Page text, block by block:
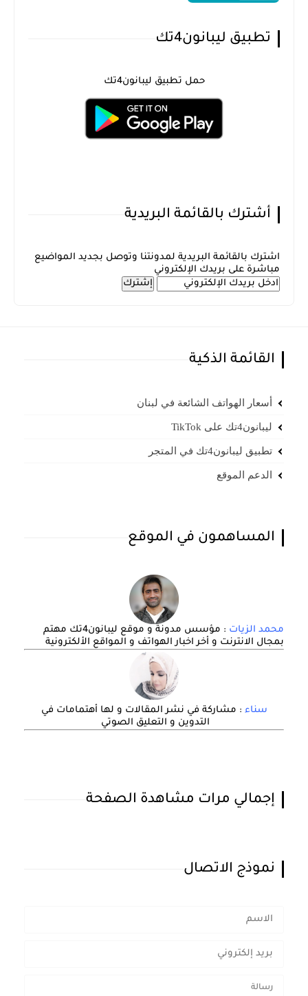
تطبيق ليبانون4تك
حمل تطبيق ليبانون4تك
أشترك بالقائمة البريدية
اشترك بالقائمة البريدية لمدونتنا وتوصل بجديد المواضيع
مباشرة على بريدك الإلكتروني
القائمة الذكية
أسعار الهواتف الشائعة في لبنان
ليبانون4تك على TikTok
تطبيق ليبانون4تك في المتجر
الدعم الموقع
المساهمون في الموقع
محمد الزيات
: مؤسس مدونة و موقع ليبانون4تك مهتم
بمجال الانترنت و أخر اخبار الهواتف و المواقع الألكترونية
سناء : مشاركة في نشر المقالات و لها أهتمامات في
التدوين و التعليق الصوتي
إجمالي مرات مشاهدة الصفحة
نموذج الاتصال